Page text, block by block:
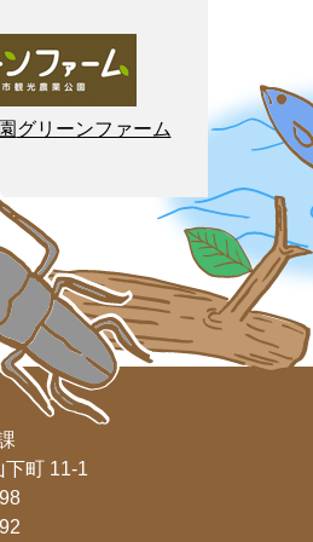
グリーンファーム
下町 11-1